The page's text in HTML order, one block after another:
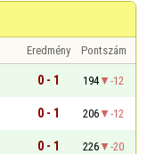
Eredmény
Pontszám
0 - 1 194
-12
0 - 1 206
-12
0 - 1 226
-20